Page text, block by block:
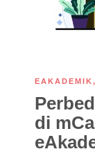
EAKADEMIK,
di